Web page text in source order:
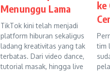
Menunggu Lama
TikTok kini telah menjadi
platform hiburan sekaligus
ladang kreativitas yang tak
terbatas. Dari video dance,
tutorial masak, hingga live
ke
tim